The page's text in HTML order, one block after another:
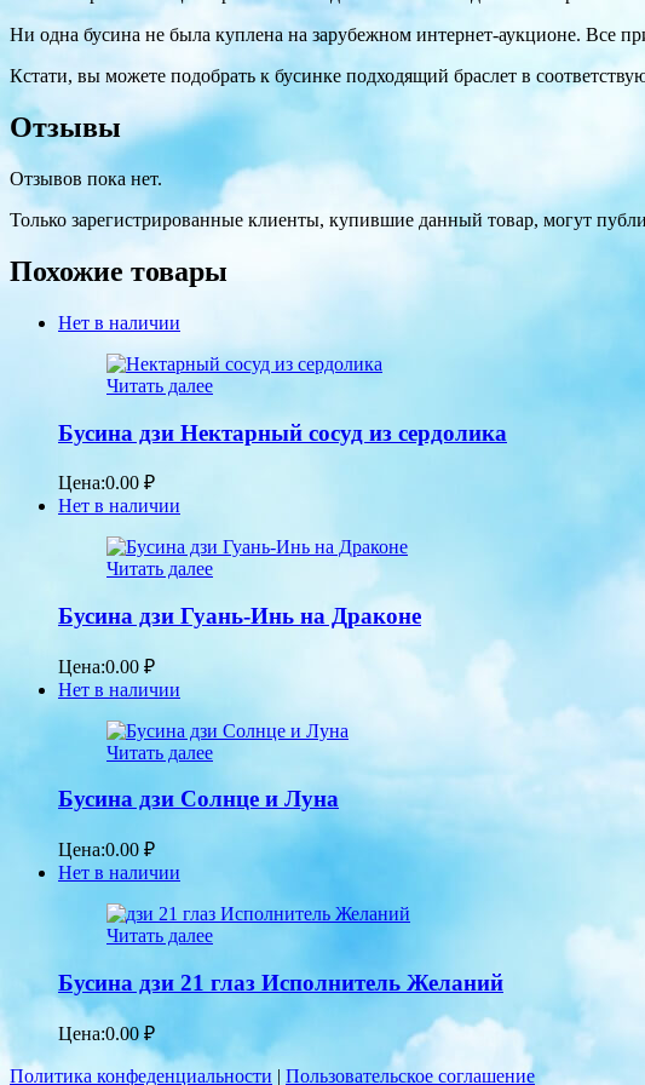
Ни одна бусина не была куплена на зарубежном интернет-аукционе. Все
Кстати, вы можете подобрать к бусинке подходящий браслет в
Отзывы
Отзывов пока нет.
Только зарегистрированные клиенты, купившие данный товар, могут
Похожие товары
Нет в наличии
Читать далее
Бусина дзи Нектарный сосуд из сердолика
Цена:0.00 ₽
Нет в наличии
Читать далее
Бусина дзи Гуань-Инь на Драконе
Цена:0.00 ₽
Нет в наличии
Читать далее
Бусина дзи Солнце и Луна
Цена:0.00 ₽
Нет в наличии
Читать далее
Бусина дзи 21 глаз Исполнитель Желаний
Цена:0.00 ₽
Политика конфеденциальности | Пользовательское соглашение